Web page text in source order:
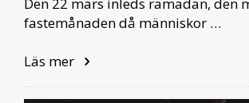
Den 22 mars inleds ramadan, den
fastemånaden då människor …
Läs mer